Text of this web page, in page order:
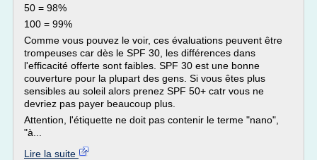
50 = 98%
100 = 99%
Comme vous pouvez le voir, ces évaluations peuvent être
trompeuses car dès le SPF 30, les différences dans
l'efficacité offerte sont faibles. SPF 30 est une bonne
couverture pour la plupart des gens. Si vous êtes plus
sensibles au soleil alors prenez SPF 50+ catr vous ne
devriez pas payer beaucoup plus.
Attention, l'étiquette ne doit pas contenir le terme "nano",
"à...
Lire la suite